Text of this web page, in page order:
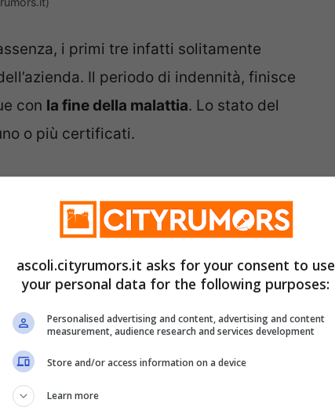
i primi tre infatti solitamente
Il periodo di indennità, finisce
con la fine della malattia. Lo stato del
o più certificati.
tutti i dettagli e le
in ciascun anno solare, questa
dell’industria, dell’agricoltura,
ai lavoratori a tempo determinato. Hanno
da un’idonea certificazione, il numero
nei 12 mesi precedenti l’inizio della
ascoli.cityrumors.it asks for your consent to use
your personal data for the following purposes:
Personalised advertising and content, advertising and content
measurement, audience research and services development
Store and/or access information on a device
Learn more